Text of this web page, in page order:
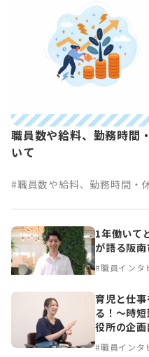
職員数や給料、勤務時間
いて
#職員数や給料、勤務時間・
1年働いて
が語る阪
#職員インタ
育児と仕
る！～時
役所の企
#職員インタ